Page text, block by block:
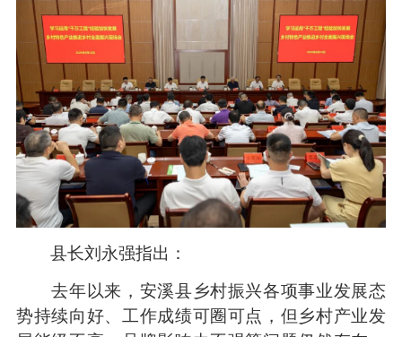
县长刘永强指出：
去年以来，安溪县乡村振兴各项事业发展态
势持续向好、工作成绩可圈可点，但乡村产业发